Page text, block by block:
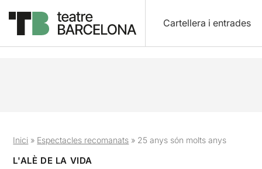
Cartellera i entrades
Inici » Espectacles recomanats » 25 anys són molts anys
L'ALÈ DE LA VIDA